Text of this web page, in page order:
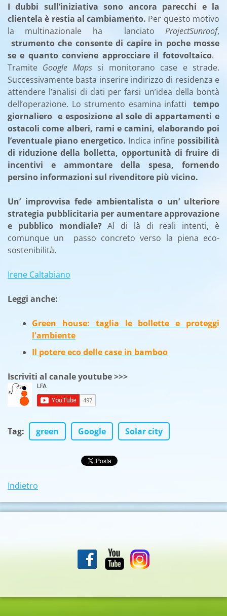
I dubbi sull’iniziativa sono ancora parecchi e la
clientela è restia al cambiamento. Per questo motivo
la multinazionale ha lanciato ProjectSunroof,
strumento che consente di capire in poche mosse
se e quanto conviene approcciare il fotovoltaico.
Tramite Google Mapssi monitorano case e strade.
Successivamente basta inserire indirizzo di residenza e
attendere l’analisi di dati per farsi un’idea della bontà
dell’operazione. Lo strumento esamina infatti tempo
giornaliero e esposizione al sole di appartamenti e
ostacoli come alberi, rami e camini, elaborando poi
l’eventuale piano energetico. Indica infine possibilità
di riduzione della bolletta, opportunità di fruire di
incentivi e ammontare della spesa, fornendo
persino informazioni sul rivenditore più vicino.
Un’ improvvisa fede ambientalista o un’ ulteriore
strategia pubblicitaria per aumentare approvazione
e pubblico mondiale?Al di là di reali intenti, è
comunque un passo concreto verso la piena eco-
sostenibilità.
Irene Caltabiano
Leggi anche:
Green house: taglia le bollette e proteggi
l'ambiente
Il potere eco delle case in bamboo
Iscriviti al canale youtube >>>
Tag: green Google Solar city
Indietro